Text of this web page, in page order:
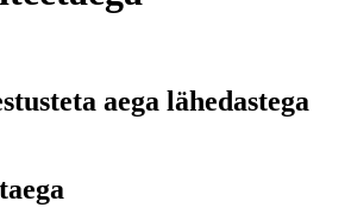
aega lähedastega